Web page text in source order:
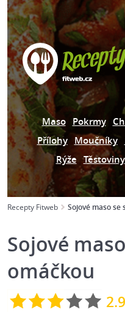
Maso Pokrmy
Přílohy Moučníky
Rýže Těstoviny
Recepty Fitweb Sojové maso se
Sojové
omáčkou